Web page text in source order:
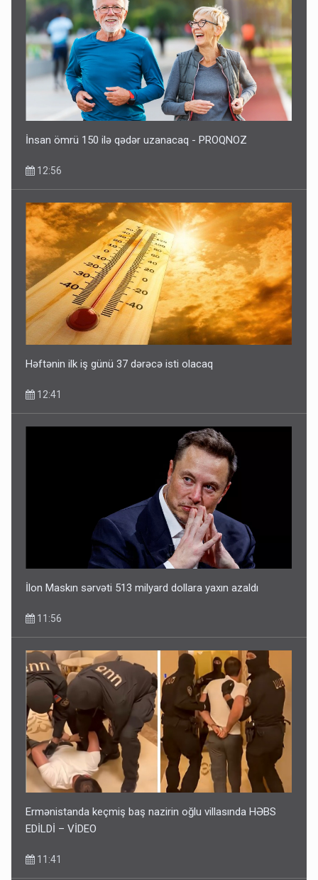
İnsan ömrü 150 ilə qədər uzanacaq - PROQNOZ
12:56
Həftənin ilk iş günü 37 dərəcə isti olacaq
12:41
İlon Maskın sərvəti 513 milyard dollara yaxın azaldı
11:56
Ermənistanda keçmiş baş nazirin oğlu villasında HƏBS
EDİLDİ – VİDEO
11:41